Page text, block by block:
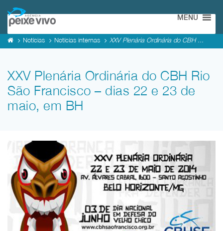
MENU
Notícias Notícias internas XXV Plenária Ordinária do CBH ...
XXV Plenária Ordinária do CBH Rio
São Francisco – dias 22 e 23 de
maio, em BH